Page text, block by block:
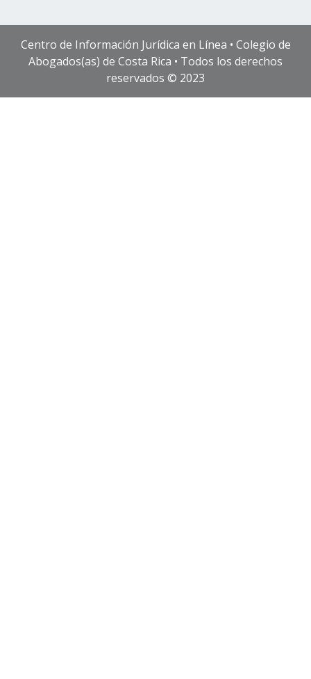
Centro de Información Jurídica en Línea • Colegio de
Abogados(as) de Costa Rica • Todos los derechos
reservados © 2023